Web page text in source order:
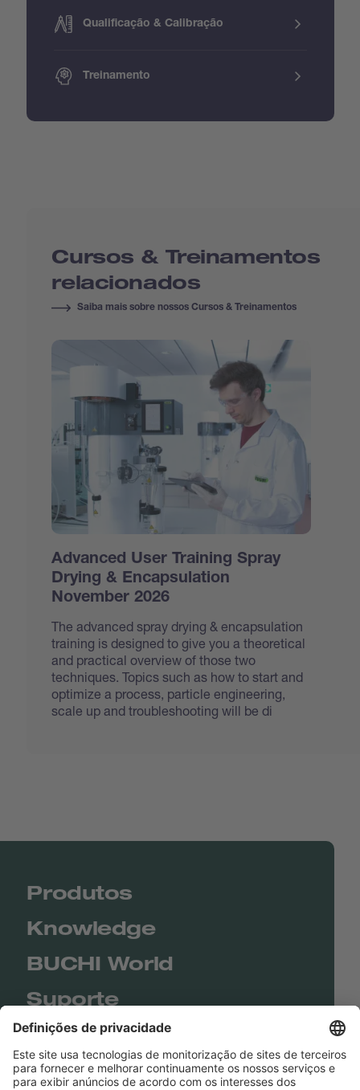
Qualificação & Calibração
Treinamento
Cursos & Treinamentos
relacionados
Saiba mais sobre nossos Cursos & Treinamentos
Advanced User Training Spray
Drying & Encapsulation
November 2026
The advanced spray drying & encapsulation
training is designed to give you a theoretical
and practical overview of those two
techniques. Topics such as how to start and
optimize a process, particle engineering,
scale up and troubleshooting will be di
Produtos
Knowledge
BUCHI World
Suporte
Shop
Contact us